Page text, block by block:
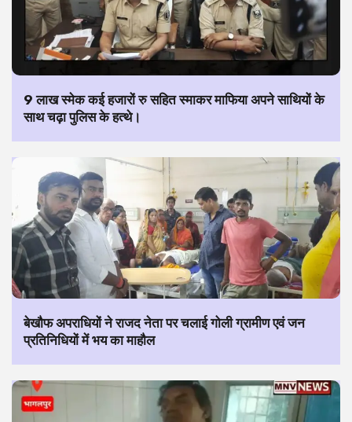
9 लाख स्मेक कई हजारों रु सहित स्माकर माफिया अपने साथियों के
साथ चढ़ा पुलिस के हत्थे।
बेखौफ अपराधियों ने राजद नेता पर चलाई गोली ग्रामीण एवं जन
प्रतिनिधियों में भय का माहौल